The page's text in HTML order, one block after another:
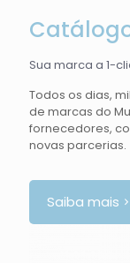
Sua marca a 1-
Todos os dias,
de marcas do
fornecedores,
novas parcerias.
Saiba mais